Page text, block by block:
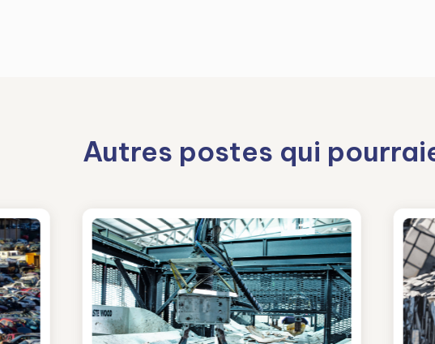
Autres postes qui